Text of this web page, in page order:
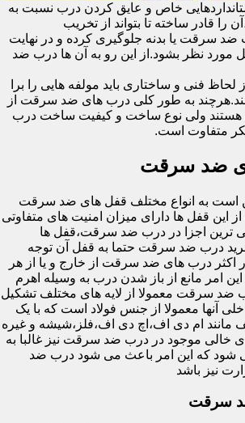
خاص و عایق کردن درب نسبت به
قادر ساخته تا بتواند از تخریب
ضد سرقت یا بدنه جلوگیری کرده و در نهایت
مورد نظر بشود.از این رو به آن ها درب ضد
فنی و ساختاری باید مولفه هایی را برا
به طور کلی درب های ضد سرقت از
هستند ولی نوع ساخت و کیفیت ساخت درب
متفاوت است.
ضد سرقت
به انواع مختلف قفل های ضد سرقت
این قفل ها دارای میزان امنیت های متفاوتی
ترین اجزا در درب ضد سرقت،قفل ها
خرید درب ضد سرقت حتما به قفل آن توجه
در اکثر درب های ضد سرقت از خارج و یا از هر
امر مانع از باز شدن درب به وسیله اهرم
ضد سرقت معمولا از لایه های مختلف تشکیل
آنها معمولا از جنس فولاد است که با یک
مانند ام دی اف،اچ دی اف،فلز،شیشه و غیره
موجود در درب ضد سرقت نیز غالبا به
شود که این امر باعث می شود درب ضد
نیز باشد
سرقت